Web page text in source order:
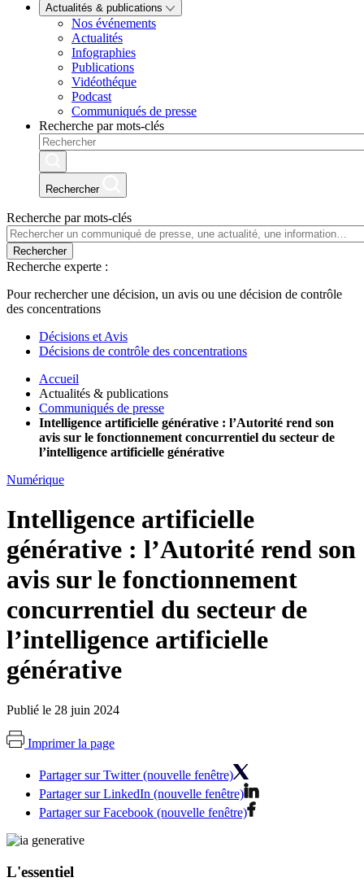
Actualités & publications
Nos événements
Actualités
Infographies
Publications
Vidéothéque
Podcast
Communiqués de presse
Recherche par mots-clés
Rechercher
Recherche par mots-clés
Rechercher
Recherche experte :
Pour rechercher une décision, un avis ou une décision de contrôle
des concentrations
Décisions et Avis
Décisions de contrôle des concentrations
Accueil
Actualités & publications
Communiqués de presse
Intelligence artificielle générative : l’Autorité rend son
avis sur le fonctionnement concurrentiel du secteur de
l’intelligence artificielle générative
Numérique
Intelligence artificielle
générative : l’Autorité rend son
avis sur le fonctionnement
concurrentiel du secteur de
l’intelligence artificielle
générative
Publié le 28 juin 2024
Imprimer la page
Partager sur Twitter (nouvelle fenêtre)
Partager sur LinkedIn (nouvelle fenêtre)
Partager sur Facebook (nouvelle fenêtre)
L'essentiel